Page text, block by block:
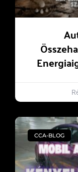
CCA-BLOG